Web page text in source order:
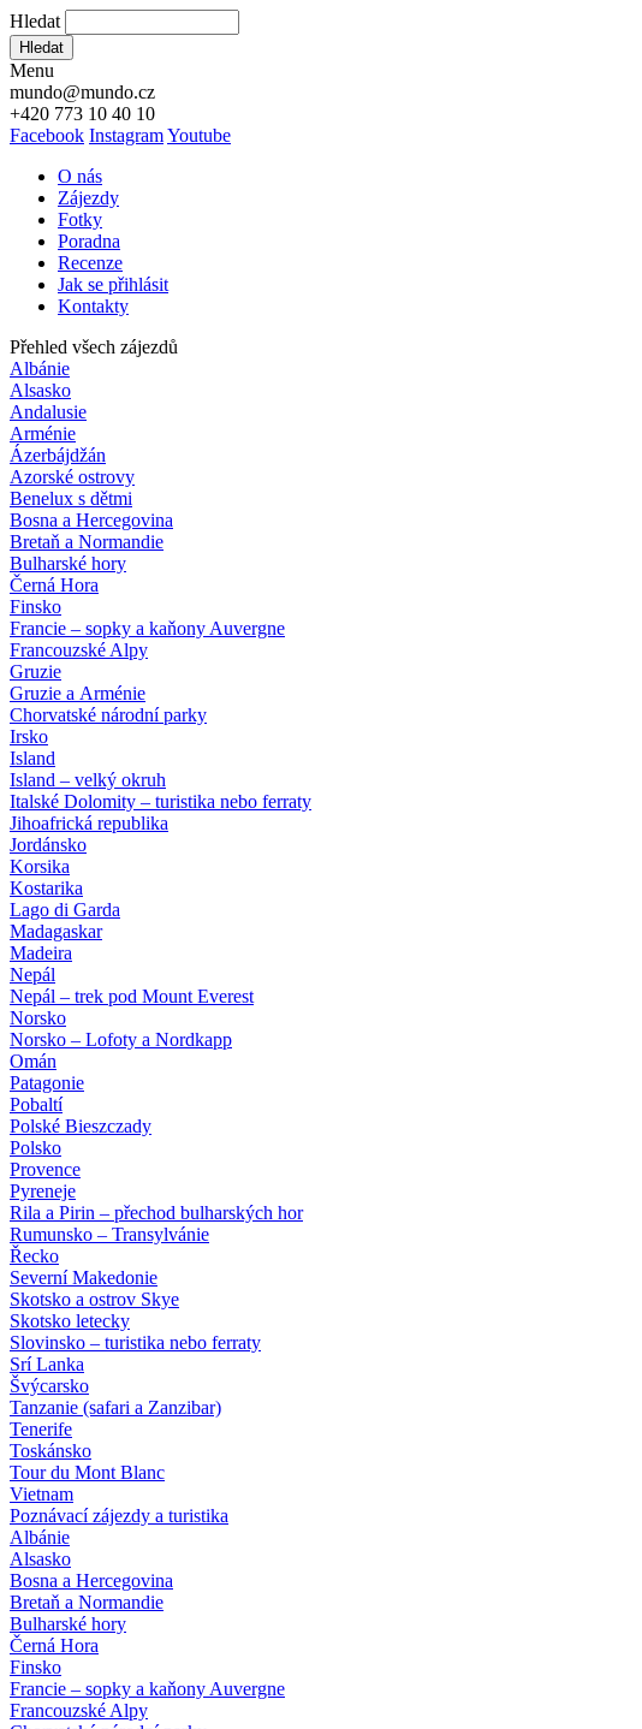
Hledat
Hledat
Menu
mundo@mundo.cz
+420 773 10 40 10
Facebook InstagramYoutube
O nás
Zájezdy
Fotky
Poradna
Recenze
Jak se přihlásit
Kontakty
Přehled všech zájezdů
Albánie
Alsasko
Andalusie
Arménie
Ázerbájdžán
Azorské ostrovy
Benelux s dětmi
Bosna a Hercegovina
Bretaň a Normandie
Bulharské hory
Černá Hora
Finsko
Francie – sopky a kaňony Auvergne
Francouzské Alpy
Gruzie
Gruzie a Arménie
Chorvatské národní parky
Irsko
Island
Island – velký okruh
Italské Dolomity – turistika nebo ferraty
Jihoafrická republika
Jordánsko
Korsika
Kostarika
Lago di Garda
Madagaskar
Madeira
Nepál
Nepál – trek pod Mount Everest
Norsko
Norsko – Lofoty a Nordkapp
Omán
Patagonie
Pobaltí
Polské Bieszczady
Polsko
Provence
Pyreneje
Rila a Pirin – přechod bulharských hor
Rumunsko – Transylvánie
Řecko
Severní Makedonie
Skotsko a ostrov Skye
Skotsko letecky
Slovinsko – turistika nebo ferraty
Srí Lanka
Švýcarsko
Tanzanie (safari a Zanzibar)
Tenerife
Toskánsko
Tour du Mont Blanc
Vietnam
Poznávací zájezdy a turistika
Albánie
Alsasko
Bosna a Hercegovina
Bretaň a Normandie
Bulharské hory
Černá Hora
Finsko
Francie – sopky a kaňony Auvergne
Francouzské Alpy